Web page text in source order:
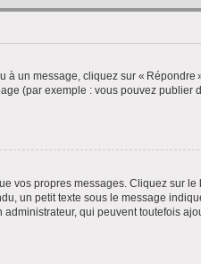
un message, cliquez sur « Répondre
(par exemple : vous pouvez publier
vos propres messages. Cliquez sur
un petit texte sous le message
qui peuvent toutefois